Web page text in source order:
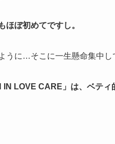
ぼ初めてですし。
うに…そこに一生懸命集中
LOVE CARE」は、ベティ